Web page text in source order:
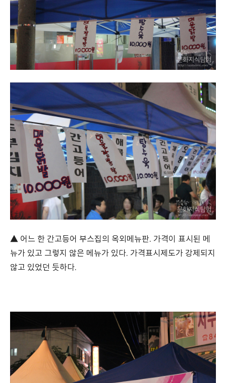
▲ 어느 한 간고등어 부스집의 옥외메뉴판. 가격이 표시된 메
뉴가 있고 그렇지 않은 메뉴가 있다. 가격표시제도가 강제되지
않고 있었던 듯하다.